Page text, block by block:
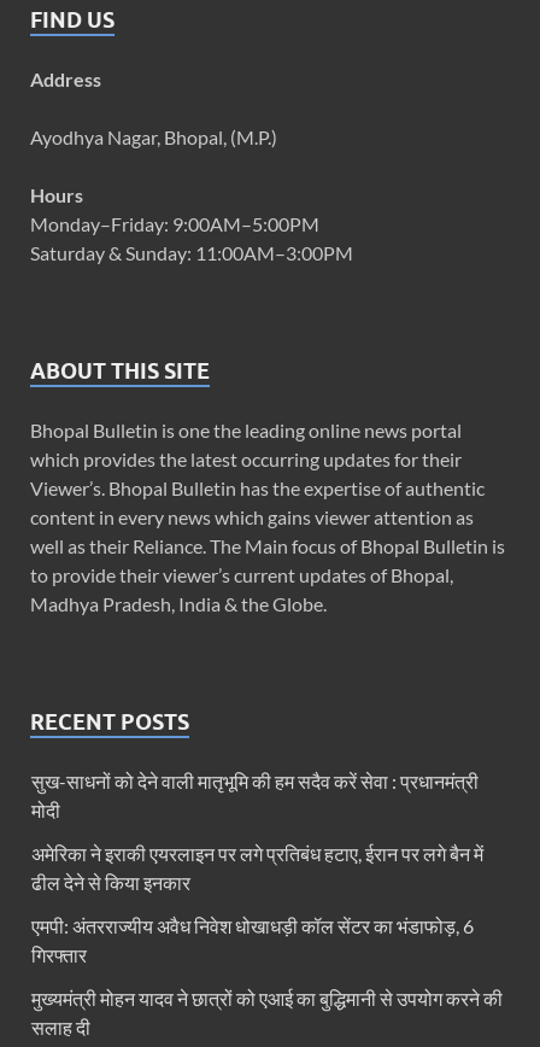
FIND US
Address
Ayodhya Nagar, Bhopal, (M.P.)
Hours
Monday–Friday: 9:00AM–5:00PM
Saturday & Sunday: 11:00AM–3:00PM
ABOUT THIS SITE
Bhopal Bulletin is one the leading online news portal
which provides the latest occurring updates for their
Viewer’s. Bhopal Bulletin has the expertise of authentic
content in every news which gains viewer attention as
well as their Reliance. The Main focus of Bhopal Bulletin is
to provide their viewer’s current updates of Bhopal,
Madhya Pradesh, India & the Globe.
RECENT POSTS
सुख-साधनों को देने वाली मातृभूमि की हम सदैव करें सेवा : प्रधानमंत्री
मोदी
अमेरिका ने इराकी एयरलाइन पर लगे प्रतिबंध हटाए, ईरान पर लगे बैन में
ढील देने से किया इनकार
एमपी: अंतरराज्यीय अवैध निवेश धोखाधड़ी कॉल सेंटर का भंडाफोड़, 6
गिरफ्तार
मुख्यमंत्री मोहन यादव ने छात्रों को एआई का बुद्धिमानी से उपयोग करने की
सलाह दी